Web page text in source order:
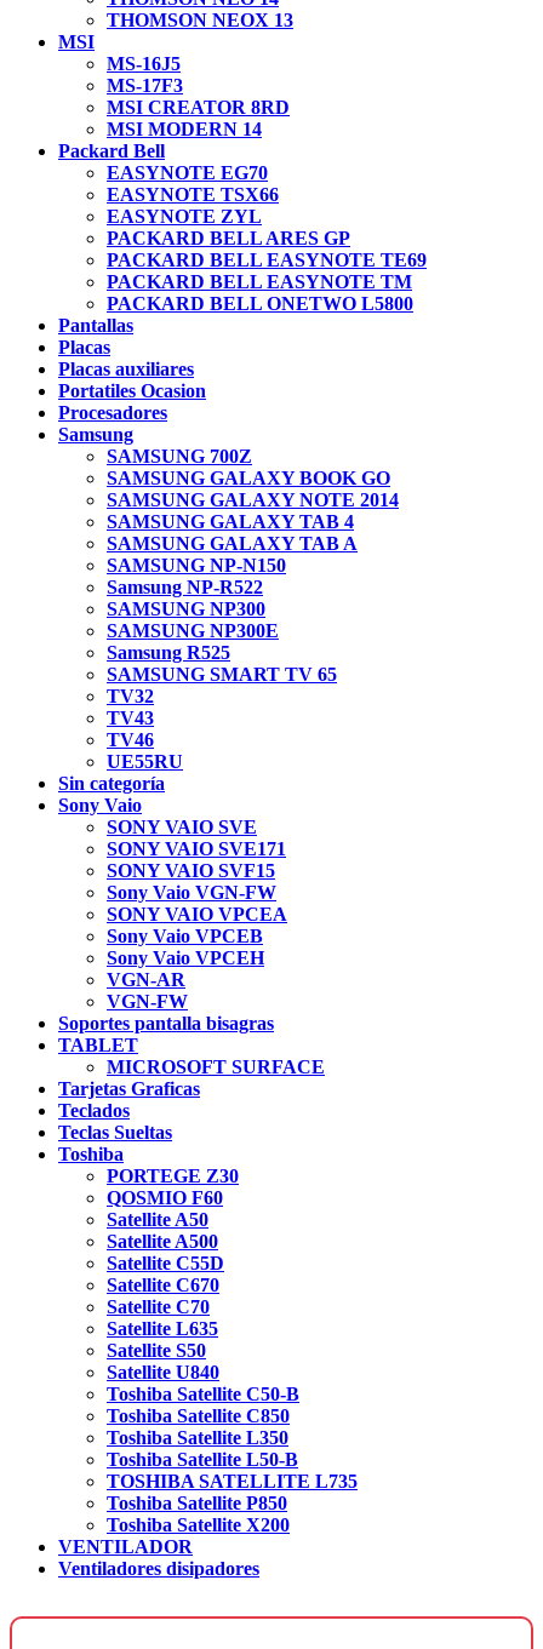
THOMSON NEOX 13
MSI
MS-16J5
MS-17F3
MSI CREATOR 8RD
MSI MODERN 14
Packard Bell
EASYNOTE EG70
EASYNOTE TSX66
EASYNOTE ZYL
PACKARD BELL ARES GP
PACKARD BELL EASYNOTE TE69
PACKARD BELL EASYNOTE TM
PACKARD BELL ONETWO L5800
Pantallas
Placas
Placas auxiliares
Portatiles Ocasion
Procesadores
Samsung
SAMSUNG 700Z
SAMSUNG GALAXY BOOK GO
SAMSUNG GALAXY NOTE 2014
SAMSUNG GALAXY TAB 4
SAMSUNG GALAXY TAB A
SAMSUNG NP-N150
Samsung NP-R522
SAMSUNG NP300
SAMSUNG NP300E
Samsung R525
SAMSUNG SMART TV 65
TV32
TV43
TV46
UE55RU
Sin categoría
Sony Vaio
SONY VAIO SVE
SONY VAIO SVE171
SONY VAIO SVF15
Sony Vaio VGN-FW
SONY VAIO VPCEA
Sony Vaio VPCEB
Sony Vaio VPCEH
VGN-AR
VGN-FW
Soportes pantalla bisagras
TABLET
MICROSOFT SURFACE
Tarjetas Graficas
Teclados
Teclas Sueltas
Toshiba
PORTEGE Z30
QOSMIO F60
Satellite A50
Satellite A500
Satellite C55D
Satellite C670
Satellite C70
Satellite L635
Satellite S50
Satellite U840
Toshiba Satellite C50-B
Toshiba Satellite C850
Toshiba Satellite L350
Toshiba Satellite L50-B
TOSHIBA SATELLITE L735
Toshiba Satellite P850
Toshiba Satellite X200
VENTILADOR
Ventiladores disipadores